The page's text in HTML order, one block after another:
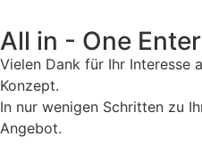
All in - One
Vielen Dank für Ihr Interesse
Konzept.
In nur wenigen Schritten zu
Angebot.